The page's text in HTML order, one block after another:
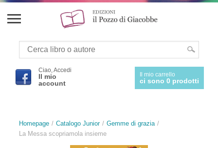
Ciao, Accedi
Il mio
account
Il mio carrello
ci sono 0 prodotti
Homepage Catalogo Junior
Gemme di grazia
La Messa scopriamola insieme